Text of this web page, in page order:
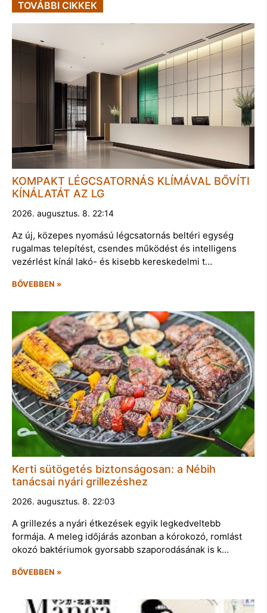
TOVÁBBI CIKKEK
KOMPAKT LÉGCSATORNÁS KLÍMÁVAL BŐVÍTI
KÍNÁLATÁT AZ LG
2026. augusztus. 8. 22:14
Az új, közepes nyomású légcsatornás beltéri egység
rugalmas telepítést, csendes működést és intelligens
vezérlést kínál lakó- és kisebb kereskedelmi t…
BŐVEBBEN »
Kerti sütögetés biztonságosan: a Nébih
tanácsai nyári grillezéshez
2026. augusztus. 8. 22:03
A grillezés a nyári étkezések egyik legkedveltebb
formája. A meleg időjárás azonban a kórokozó, romlást
okozó baktériumok gyorsabb szaporodásának is k…
BŐVEBBEN »